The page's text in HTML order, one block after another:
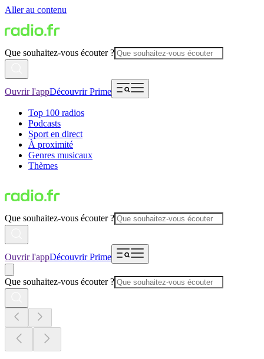
Aller au contenu
Que souhaitez-vous écouter ?
Ouvrir l'appDécouvrir Prime
Top 100 radios
Podcasts
Sport en direct
À proximité
Genres musicaux
Thèmes
Que souhaitez-vous écouter ?
Ouvrir l'appDécouvrir Prime
Que souhaitez-vous écouter ?